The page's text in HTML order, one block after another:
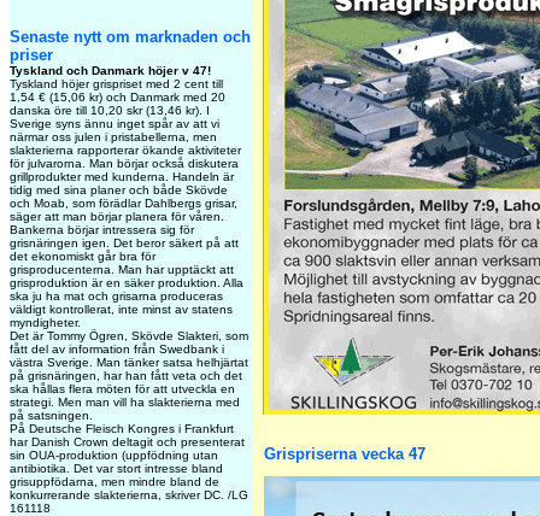
Senaste nytt om marknaden och
priser
Tyskland och Danmark höjer v 47!
Tyskland höjer grispriset med 2 cent till
1,54 € (15,06 kr) och Danmark med 20
danska öre till 10,20 skr (13,46 kr). I
Sverige syns ännu inget spår av att vi
närmar oss julen i pristabellerna, men
slakterierna rapporterar ökande aktiviteter
för julvarorna. Man börjar också diskutera
grillprodukter med kunderna. Handeln är
tidig med sina planer och både Skövde
och Moab, som förädlar Dahlbergs grisar,
säger att man börjar planera för våren.
Bankerna börjar intressera sig för
grisnäringen igen. Det beror säkert på att
det ekonomiskt går bra för
grisproducenterna. Man har upptäckt att
grisproduktion är en säker produktion. Alla
ska ju ha mat och grisarna produceras
väldigt kontrollerat, inte minst av statens
myndigheter.
Det är Tommy Ögren, Skövde Slakteri, som
fått del av information från Swedbank i
västra Sverige. Man tänker satsa helhjärtat
på grisnäringen, har han fått veta och det
ska hållas flera möten för att utveckla en
strategi. Men man vill ha slakterierna med
på satsningen.
På Deutsche Fleisch Kongres i Frankfurt
har Danish Crown deltagit och presenterat
sin OUA-produktion (uppfödning utan
antibiotika. Det var stort intresse bland
grisuppfödarna, men mindre bland de
konkurrerande slakterierna, skriver DC. /LG
161118
Grispriserna vecka 47